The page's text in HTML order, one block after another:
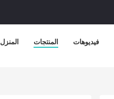
المنزل المنتجات فيديوهات